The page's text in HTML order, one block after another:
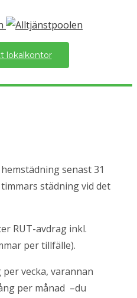
lokalkontor
senast 31
städning vid det
RUT-avdrag inkl.
per tillfälle).
vecka, varannan
per månad –du